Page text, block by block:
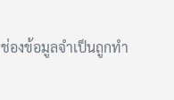
ช่องข้อมูลจำเป็นถูกทำ